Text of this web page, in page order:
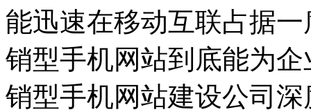
能迅速在移动互联占据
销型手机网站到底能为
销型手机网站建设公司